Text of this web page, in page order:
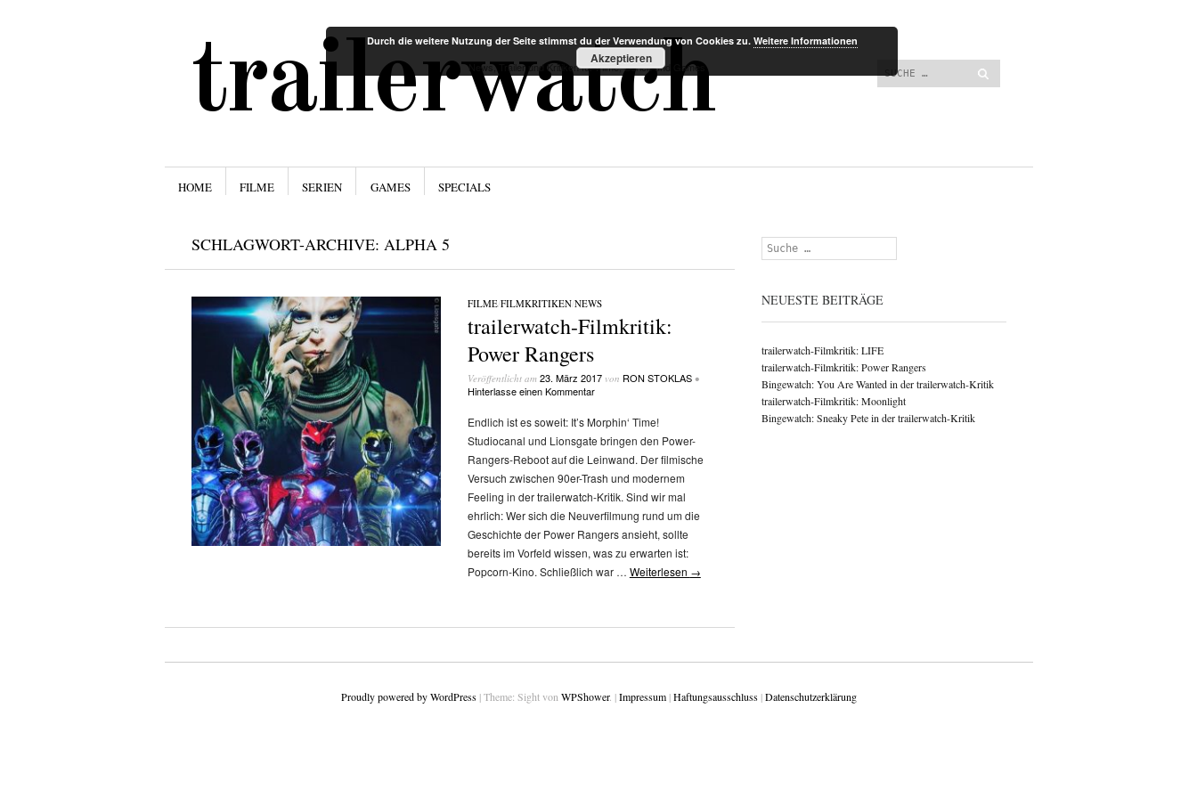
trailerwatch
News, Trailer und Kritiken für Filme, Serien und Games Suchen
Menü
Zum Inhalt springen
ZUM INHALT SPRINGEN
HOME FILME SERIEN GAMES SPECIALS
SCHLAGWORT-ARCHIVE: ALPHA 5
FILME/FILMKRITIKEN/NEWS
trailerwatch-Filmkritik:
Power Rangers
Veröffentlicht am 23. März 2017von RON STOKLAS •
Hinterlasse einen Kommentar
Endlich ist es soweit: It’s Morphin‘ Time!
Studiocanal und Lionsgate bringen den Power-
Rangers-Reboot auf die Leinwand. Der filmische
Versuch zwischen 90er-Trash und modernem
Feeling in der trailerwatch-Kritik. Sind wir mal
ehrlich: Wer sich die Neuverfilmung rund um die
Geschichte der Power Rangers ansieht, sollte
bereits im Vorfeld wissen, was zu erwarten ist:
Popcorn-Kino. Schließlich war … Weiterlesen →
Suchen
NEUESTE BEITRÄGE
trailerwatch-Filmkritik: LIFE
trailerwatch-Filmkritik: Power Rangers
Bingewatch: You Are Wanted in der trailerwatch-Kritik
trailerwatch-Filmkritik: Moonlight
Bingewatch: Sneaky Pete in der trailerwatch-Kritik
Proudly powered by WordPress |Theme: Sight von WPShower. |Impressum |Haftungsausschluss |Datenschutzerklärung
Durch die weitere Nutzung der Seite stimmst du der Verwendung von Cookies zu. Weitere Informationen
Akzeptieren